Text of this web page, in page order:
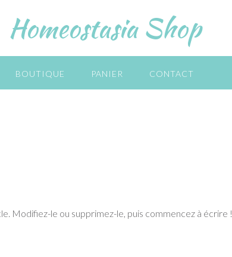
Homeostasia Shop
BOUTIQUE PANIER CONTACT
Modifiez-le ou supprimez-le, puis commencez à écrire !